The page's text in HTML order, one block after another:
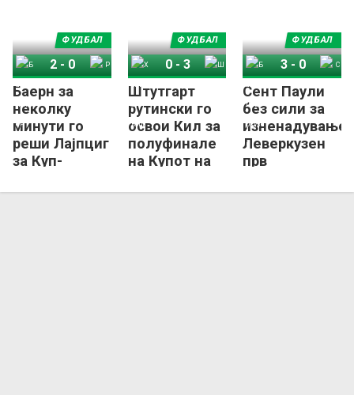
Баерн за
неколку
минути го
реши Лајпциг
за Куп-
ФУДБАЛ
Баерн Минхен
2 - 0
Штутгарт
рутински го
освои Кил за
полуфинале
на Купот на
ФУДБАЛ
Холштајн Кил
0- 3
Сент Паули
без сили за
изненадување,
Леверкузен
прв
во Купот
ФУДБАЛ
Баер Леверкузен
3- 0